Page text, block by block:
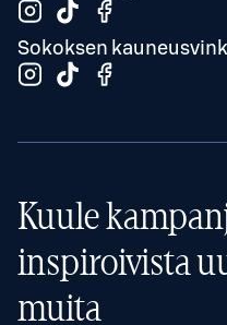
Sokoksen
Kuule
inspiroivista
muita